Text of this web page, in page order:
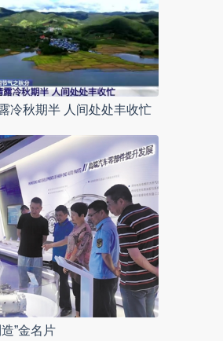
冷秋期半 人间处处丰收忙
”金名片